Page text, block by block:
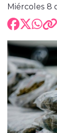
Miércoles 8